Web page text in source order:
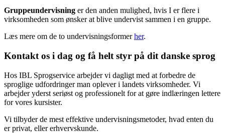
Gruppeundervisning er den anden mulighed, hvis I er flere i
virksomheden som ønsker at blive undervist sammen i en gruppe.
Læs mere om de to undervisningsformerher.
Kontakt os i dag og få helt styr på dit danske sprog
Hos IBL Sprogservice arbejder vi dagligt med at forbedre de
sproglige udfordringer man oplever i landets virksomheder. Vi
arbejder yderst seriøst og professionelt for at gøre indlæringen lettere
for vores kursister.
Vi tilbyder de mest effektive undervisningsmetoder, hvad enten du
er privat, eller erhvervskunde.